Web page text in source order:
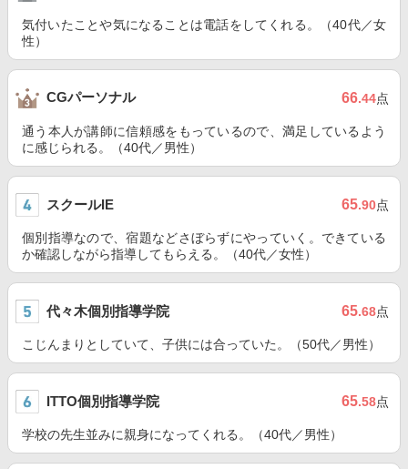
気付いたことや気になることは電話をしてくれる。（40代／女
性）
CGパーソナル 66.44点
通う本人が講師に信頼感をもっているので、満足しているよう
に感じられる。（40代／男性）
スクールIE 65.90点
個別指導なので、宿題などさぼらずにやっていく。できている
か確認しながら指導してもらえる。（40代／女性）
代々木個別指導学院 65.68点
こじんまりとしていて、子供には合っていた。（50代／男性）
ITTO個別指導学院 65.58点
学校の先生並みに親身になってくれる。（40代／男性）